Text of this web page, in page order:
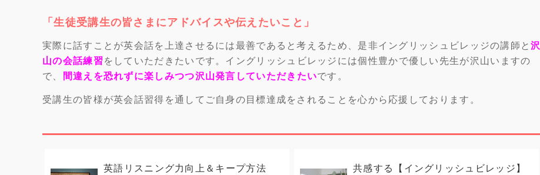
「生徒受講生の皆さまにアドバイスや伝えたいこと」
実際に話すことが英会話を上達させるには最善であると考えるため、是非イングリッシュビレッジの講師と沢
山の会話練習 をしていただきたいです。イングリッシュビレッジには個性豊かで優しい先生が沢山いますの
で、
間違えを恐れずに楽しみつつ沢山発言していただきたいです。
受講生の皆様が英会話習得を通してご自身の目標達成をされることを心から応援しております。
英語リスニング力向上＆キープ方法
共感する【イングリッシュビレッジ】